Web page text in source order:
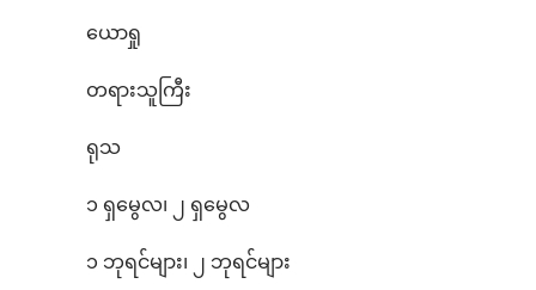
ယောရှု
တရားသူကြီး
ရုသ
၁ ရှမွေလ၊ ၂ ရှမွေလ
၁ ဘုရင်များ၊ ၂ ဘုရင်များ